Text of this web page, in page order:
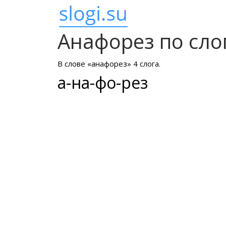
Анафорез по
В слове «анафорез» 4 слога.
а-на-фо-рез